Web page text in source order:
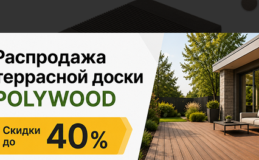
Ступени из ДПК
POLYWOOD™ СТУПЕНЬ МАССИВНАЯ 346